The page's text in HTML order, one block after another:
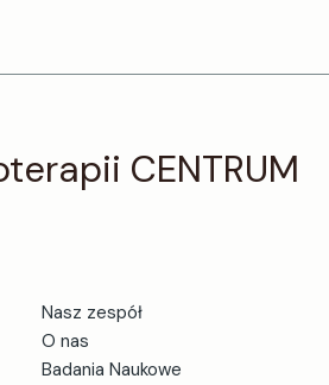
CENTRUM
Nasz zespół
O nas
Badania Naukowe